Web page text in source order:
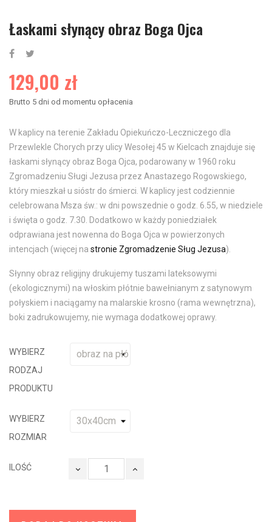
Łaskami słynący obraz Boga Ojca
129,00 zł
Brutto 5 dni od momentu opłacenia
W kaplicy na terenie Zakładu Opiekuńczo-Leczniczego dla
Przewlekle Chorych przy ulicy Wesołej 45 w Kielcach znajduje się
łaskami słynący obraz Boga Ojca, podarowany w 1960 roku
Zgromadzeniu Sługi Jezusa przez Anastazego Rogowskiego,
który mieszkał u sióstr do śmierci. W kaplicy jest codziennie
celebrowana Msza św.: w dni powszednie o godz. 6.55, w niedziele
i święta o godz. 7.30. Dodatkowo w każdy poniedziałek
odprawiana jest nowenna do Boga Ojca w powierzonych
intencjach (więcej na stronie Zgromadzenie Sług Jezusa).
Słynny obraz religijny drukujemy tuszami lateksowymi
(ekologicznymi) na włoskim płótnie bawełnianym z satynowym
połyskiem i naciągamy na malarskie krosno (rama wewnętrzna),
boki zadrukowujemy, nie wymaga dodatkowej oprawy.
WYBIERZ
RODZAJ
PRODUKTU
WYBIERZ
ROZMIAR
ILOŚĆ